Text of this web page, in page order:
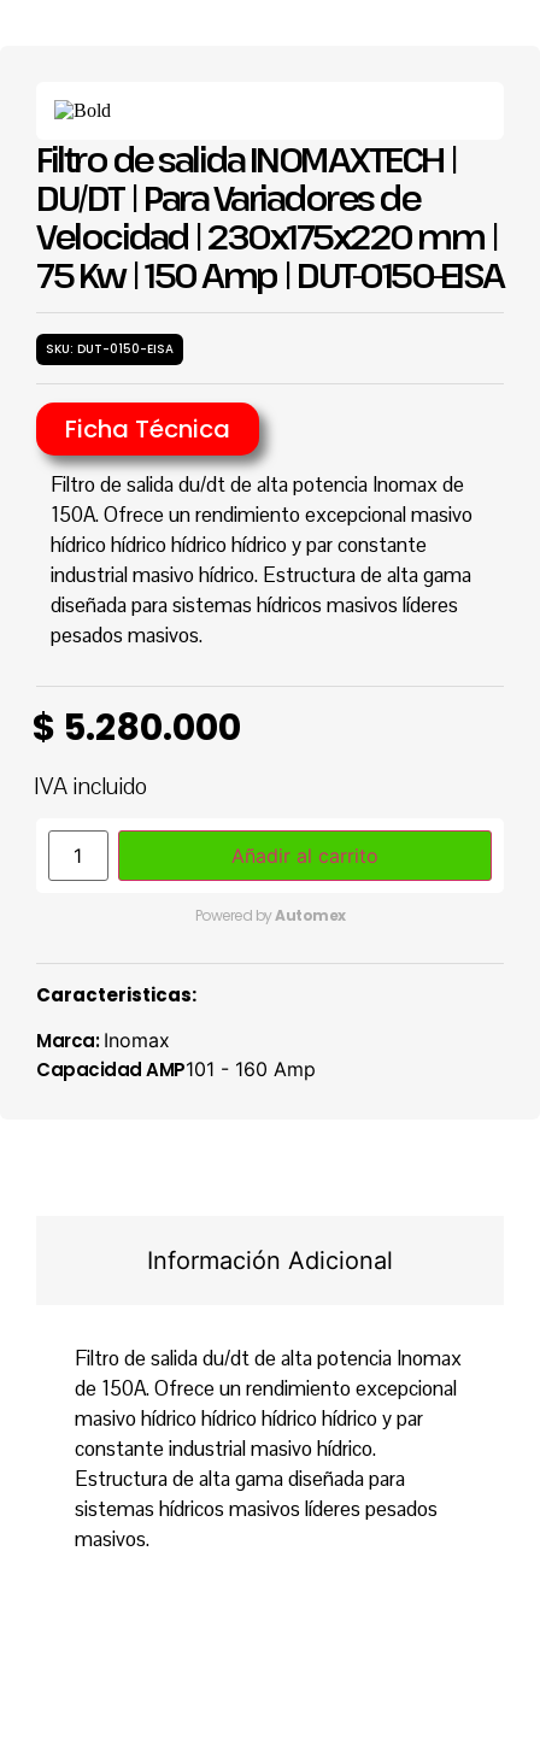
Filtro de salida INOMAXTECH |
DU/DT | Para Variadores de
Velocidad | 230x175x220 mm |
75 Kw | 150 Amp | DUT-0150-EISA
SKU: DUT-0150-EISA
Ficha Técnica
Filtro de salida du/dt de alta potencia Inomax de
150A. Ofrece un rendimiento excepcional masivo
hídrico hídrico hídrico hídrico y par constante
industrial masivo hídrico. Estructura de alta gama
diseñada para sistemas hídricos masivos líderes
pesados masivos.
$ 5.280.000
IVA incluido
Añadir al carrito
Powered byAutomex
Caracteristicas:
Marca: Inomax
Capacidad AMP101 - 160 Amp
Información Adicional
Filtro de salida du/dt de alta potencia Inomax
de 150A. Ofrece un rendimiento excepcional
masivo hídrico hídrico hídrico hídrico y par
constante industrial masivo hídrico.
Estructura de alta gama diseñada para
sistemas hídricos masivos líderes pesados
masivos.